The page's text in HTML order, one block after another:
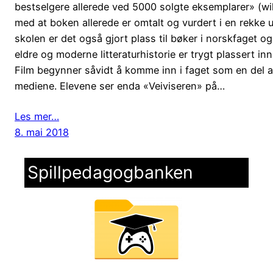
bestselgere allerede ved 5000 solgte eksemplarer»
med at boken allerede er omtalt og vurdert i en rekke
skolen er det også gjort plass til bøker i norskfaget
eldre og moderne litteraturhistorie er trygt plassert
Film begynner såvidt å komme inn i faget som en del
mediene. Elevene ser enda «Veiviseren» på…
Les mer…
8. mai 2018
Spillpedagogbanken